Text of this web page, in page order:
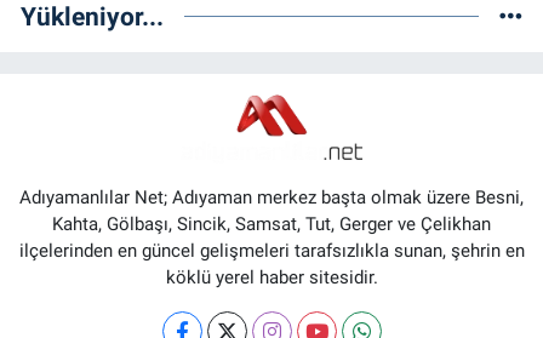
Yükleniyor...
Adıyamanlılar Net; Adıyaman merkez başta olmak üzere Besni,
Kahta, Gölbaşı, Sincik, Samsat, Tut, Gerger ve Çelikhan
ilçelerinden en güncel gelişmeleri tarafsızlıkla sunan, şehrin en
köklü yerel haber sitesidir.